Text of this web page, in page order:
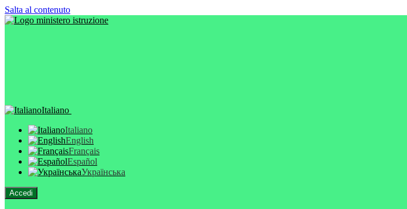
Salta al contenuto
Italiano
Italiano
English
Français
Español
Українська
Accedi